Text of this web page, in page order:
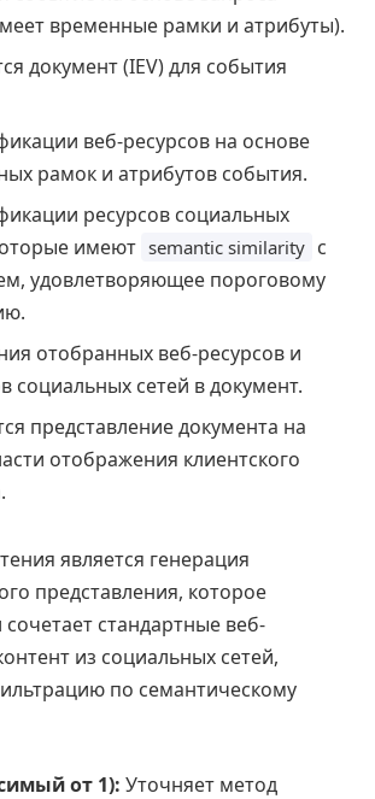
временные рамки и атрибуты).
документ (IEV) для события
веб-ресурсов на основе
рамок и атрибутов события.
ресурсов социальных
имеют semantic similarity с
удовлетворяющее пороговому
отобранных веб-ресурсов и
социальных сетей в документ.
представление документа на
отображения клиентского
является генерация
представления, которое
стандартные веб-
из социальных сетей,
по семантическому
от 1): Уточняет метод